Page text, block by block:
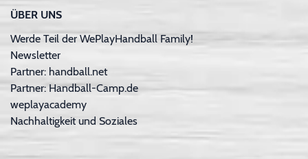
ÜBER UNS
Werde Teil der WePlayHandball Family!
Newsletter
Partner: handball.net
Partner: Handball-Camp.de
weplayacademy
Nachhaltigkeit und Soziales